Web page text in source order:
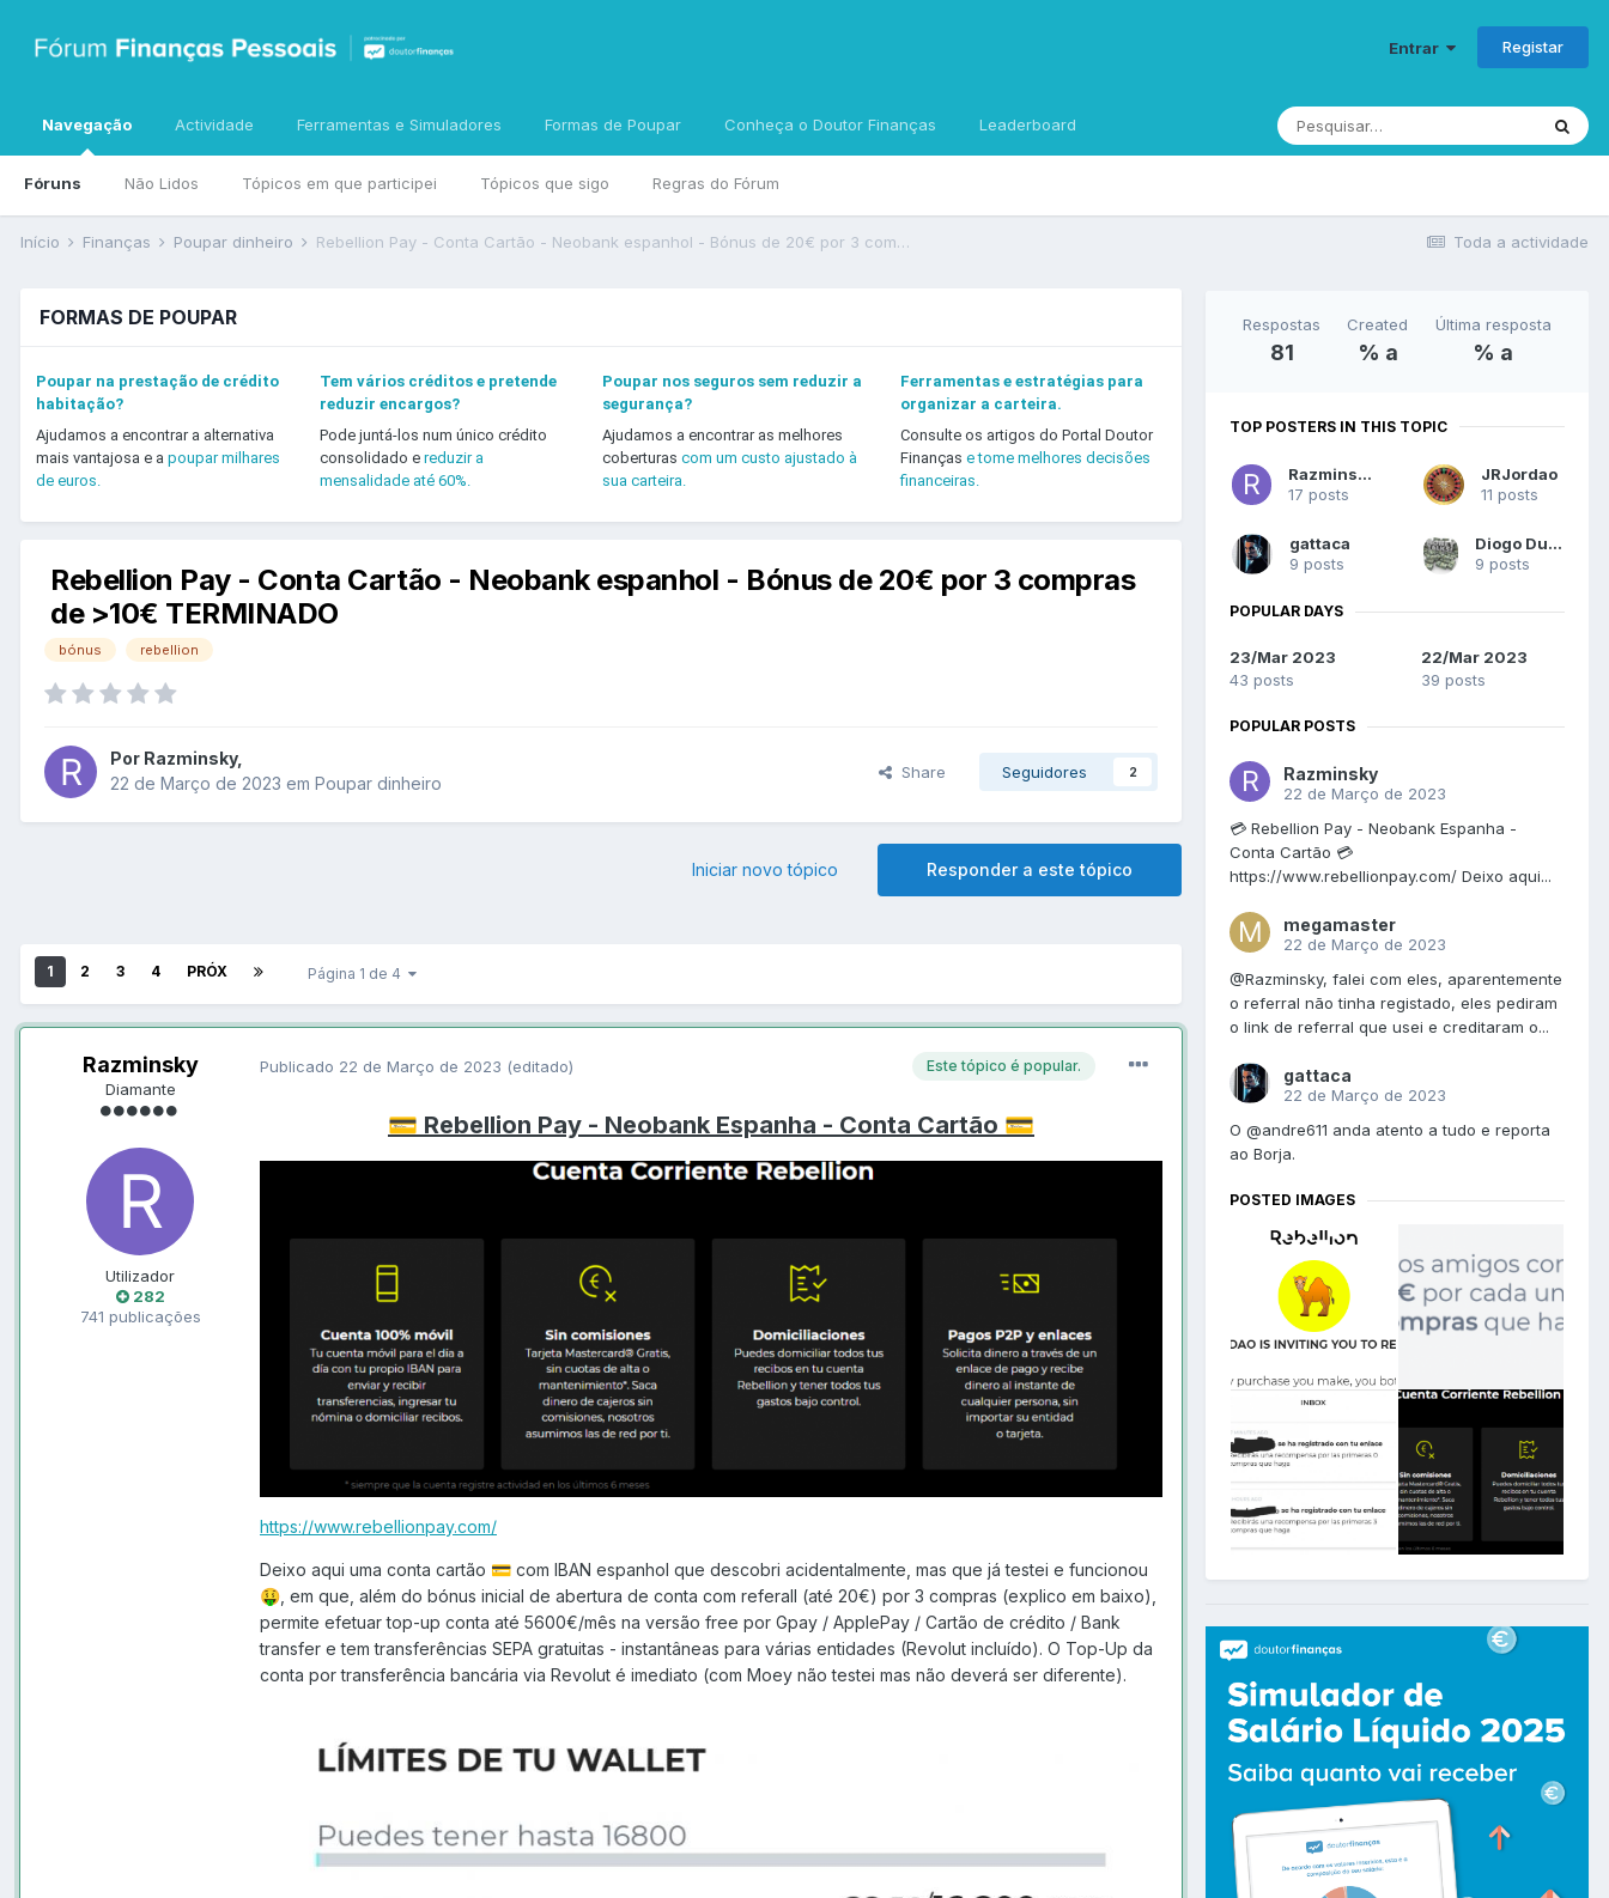
Entrar Registar
Navegação
Fóruns Não Lidos Tópicos em que participei Tópicos que sigo Regras do Fórum
Actividade Ferramentas e Simuladores Formas de Poupar Conheça o Doutor Finanças Leaderboard
Toda a actividade
Início Finanças Poupar dinheiro Rebellion Pay - Conta Cartão - Neobank espanhol - Bónus de 20€ por 3 compras de >10€ TERMINADO
FORMAS DE POUPAR
Poupar na prestação de crédito
habitação?
Ajudamos a encontrar a alternativa
mais vantajosa e a poupar milhares
de euros.
Tem vários créditos e pretende
reduzir encargos?
Pode juntá-los num único crédito
consolidado ereduzir a
mensalidade até 60%.
Poupar nos seguros sem reduzir a
segurança?
Ajudamos a encontrar as melhores
coberturas com um custo ajustado à
sua carteira.
Ferramentas e estratégias para
organizar a carteira.
Consulte os artigos do Portal Doutor
Finanças e tome melhores decisões
financeiras.
Rebellion Pay - Conta Cartão - Neobank espanhol - Bónus de 20€ por 3 compras
de >10€ TERMINADO
bónus rebellion
Por Razminsky,
22 de Março de 2023 em Poupar dinheiro
Share Seguidores 2
Responder a este tópico
Iniciar novo tópico
1 2 3 4 PRÓX Página 1 de 4
Razminsky
Diamante
Utilizador
282
741 publicações
Este tópico é popular.
Publicado 22 de Março de 2023 (editado)
💳 Rebellion Pay - Neobank Espanha - Conta Cartão 💳
https://www.rebellionpay.com/
Deixo aqui uma conta cartão 💳 com IBAN espanhol que descobri acidentalmente, mas que já testei e funcionou
🤑 , em que, além do bónus inicial de abertura de conta com referall (até 20€) por 3 compras (explico em baixo),
permite efetuar top-up conta até 5600€/mês na versão free por Gpay / ApplePay / Cartão de crédito / Bank
transfer e tem transferências SEPA gratuitas - instantâneas para várias entidades (Revolut incluído). O Top-Up da
conta por transferência bancária via Revolut é imediato (com Moey não testei mas não deverá ser diferente).
Respostas
81
Created
% a
Última resposta
% a
TOP POSTERS IN THIS TOPIC
Razminsky
17 posts
JRJordao
11 posts
gattaca
9 posts
Diogo Duarte
9 posts
POPULAR DAYS
23/Mar 2023
43 posts
22/Mar 2023
39 posts
POPULAR POSTS
Razminsky
22 de Março de 2023
💳 Rebellion Pay - Neobank Espanha -
Conta Cartão 💳
https://www.rebellionpay.com/ Deixo aqui...
megamaster
22 de Março de 2023
@Razminsky, falei com eles, aparentemente
o referral não tinha registado, eles pediram
o link de referral que usei e creditaram o...
gattaca
22 de Março de 2023
O @andre611 anda atento a tudo e reporta
ao Borja.
POSTED IMAGES